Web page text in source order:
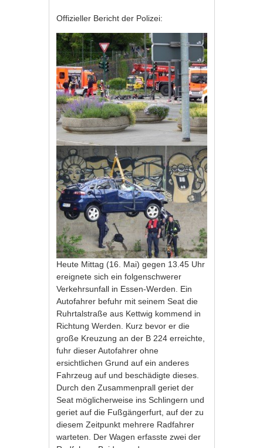
Offizieller Bericht der Polizei:
Heute Mittag (16. Mai) gegen 13.45 Uhr
ereignete sich ein folgenschwerer
Verkehrsunfall in Essen-Werden. Ein
Autofahrer befuhr mit seinem Seat die
Ruhrtalstraße aus Kettwig kommend in
Richtung Werden. Kurz bevor er die
große Kreuzung an der B 224 erreichte,
fuhr dieser Autofahrer ohne
ersichtlichen Grund auf ein anderes
Fahrzeug auf und beschädigte dieses.
Durch den Zusammenprall geriet der
Seat möglicherweise ins Schlingern und
geriet auf die Fußgängerfurt, auf der zu
diesem Zeitpunkt mehrere Radfahrer
warteten. Der Wagen erfasste zwei der